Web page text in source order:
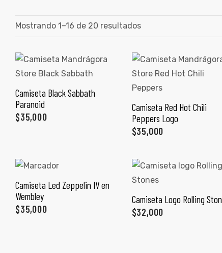
Mostrando 1–16 de 20 resultados
Camiseta Black Sabbath
Paranoid
$35,000
Camiseta Red Hot Chili
Peppers Logo
$35,000
SELECCIONAR OPCIONES
Camiseta Led Zeppelin IV en
Wembley
$35,000
SELECCIONAR OPCIONES
Camiseta Logo Rolling
$32,000
tu